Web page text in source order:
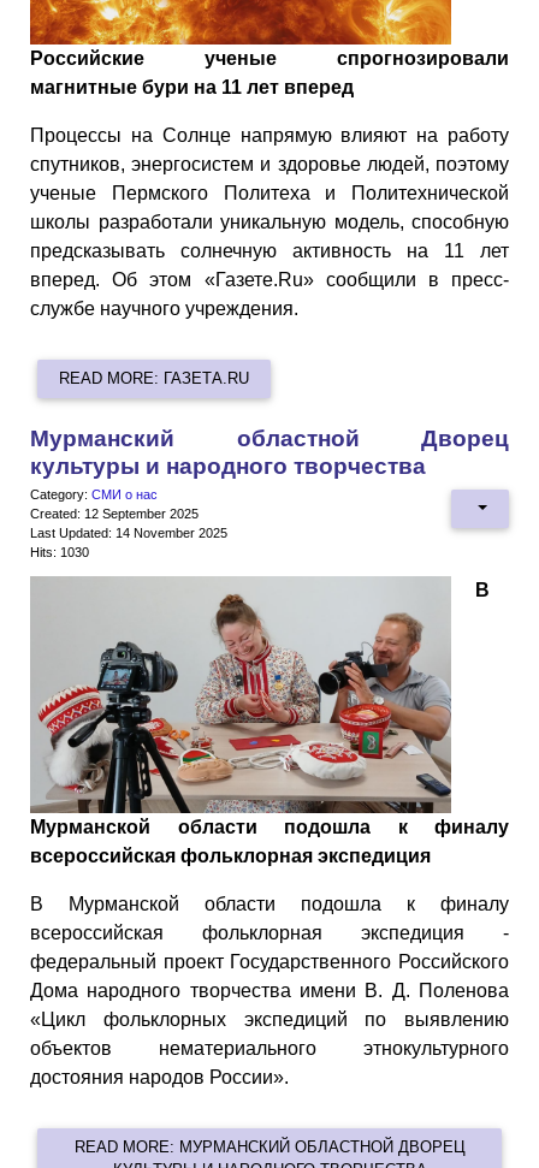
Российские ученые спрогнозировали
магнитные бури на 11 лет вперед
Процессы на Солнце напрямую влияют на работу
спутников, энергосистем и здоровье людей, поэтому
ученые Пермского Политеха и Политехнической
школы разработали уникальную модель, способную
предсказывать солнечную активность на 11 лет
вперед. Об этом «Газете.Ru» сообщили в пресс-
службе научного учреждения.
READ MORE: ГАЗЕТА.RU
Мурманский областной Дворец
культуры и народного творчества
Category: СМИ о нас
Created: 12 September 2025
Last Updated: 14 November 2025
Hits: 1030
В
Мурманской области подошла к финалу
всероссийская фольклорная экспедиция
В Мурманской области подошла к финалу
всероссийская фольклорная экспедиция -
федеральный проект Государственного Российского
Дома народного творчества имени В. Д. Поленова
«Цикл фольклорных экспедиций по выявлению
объектов нематериального этнокультурного
достояния народов России».
READ MORE: МУРМАНСКИЙ ОБЛАСТНОЙ ДВОРЕЦ